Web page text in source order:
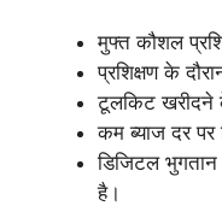
मुफ्त कौशल
प्रशिक्षण के
टूलकिट खरीदने
कम ब्याज दर पर
डिजिटल भुगतान
है।